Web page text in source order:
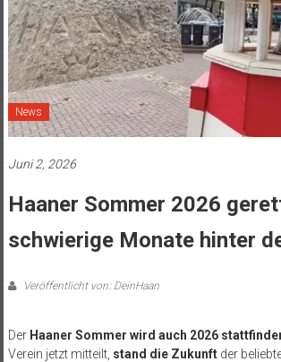
News
Juni 2, 2026
Haaner Sommer 2026
schwierige Monate hinter
Veröffentlicht von: DeinHaan
Der Haaner Sommer wird auch 2026
Verein jetzt mitteilt, stand die Zukunftder